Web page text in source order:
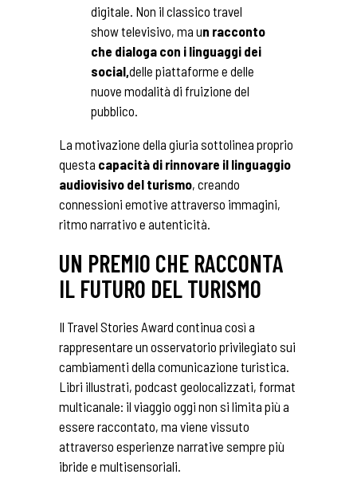
digitale. Non il classico travel
show televisivo, ma un racconto
che dialoga con i linguaggi dei
social, delle piattaforme e delle
nuove modalità di fruizione del
pubblico.
La motivazione della giuria sottolinea proprio
questa capacità di rinnovare il linguaggio
audiovisivo del turismo, creando
connessioni emotive attraverso immagini,
ritmo narrativo e autenticità.
UN PREMIO CHE RACCONTA
IL FUTURO DEL TURISMO
Il Travel Stories Award continua così a
rappresentare un osservatorio privilegiato sui
cambiamenti della comunicazione turistica.
Libri illustrati, podcast geolocalizzati, format
multicanale: il viaggio oggi non si limita più a
essere raccontato, ma viene vissuto
attraverso esperienze narrative sempre più
ibride e multisensoriali.